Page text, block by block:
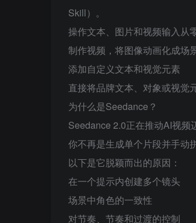
Skill）。
操作文本、图片和视频输入从
制作视频，将图像动画化成场
添加自定义文本和视觉元素
直接将品牌文本、对象或视觉
为什么是Seedance？
Seedance 2.0正在推动AI视频
你不再是生成单个片段并手动
以下是它脱颖而出的原因：
在一个提示内创建多个镜头
场景中角色的一致性
对节奏、节奏和过渡的控制